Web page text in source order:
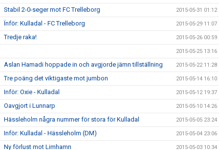
Stabil 2-0-seger mot FC Trelleborg 2015-05-31 01:12
Ïnför: Kulladal - FC Trelleborg 2015-05-29 11:07
Tredje raka! 2015-05-26 00:59
2015-05-25 13:16
Aslan Hamadi hoppade in och avgjorde jämn tillställning 2015-05-22 11:28
Tre poäng det viktigaste mot jumbon 2015-05-14 16:10
Inför: Oxie - Kulladal 2015-05-12 19:37
Oavgjort i Lunnarp 2015-05-10 14:26
Hässleholm några nummer för stora för Kulladal 2015-05-05 23:24
Inför: Kulladal - Hässleholm (DM) 2015-05-04 23:06
Ny förlust mot Limhamn 2015-05-03 10:34